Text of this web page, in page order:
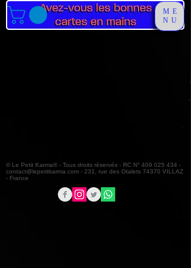
ME
NU
© Le Petit Karma® - Tous droits réservés - RC N° 409 025 434 -
contact@lepetitkarma.com - 231, rue des Otalets 74370 VILLAZ
- France